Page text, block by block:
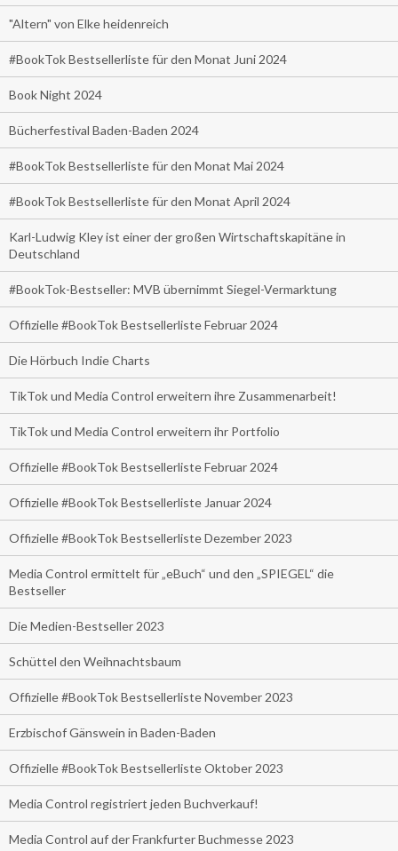
"Altern" von Elke heidenreich
#BookTok Bestsellerliste für den Monat Juni 2024
Book Night 2024
Bücherfestival Baden-Baden 2024
#BookTok Bestsellerliste für den Monat Mai 2024
#BookTok Bestsellerliste für den Monat April 2024
Karl-Ludwig Kley ist einer der großen Wirtschaftskapitäne in
Deutschland
#BookTok-Bestseller: MVB übernimmt Siegel-Vermarktung
Offizielle #BookTok Bestsellerliste Februar 2024
Die Hörbuch Indie Charts
TikTok und Media Control erweitern ihre Zusammenarbeit!
TikTok und Media Control erweitern ihr Portfolio
Offizielle #BookTok Bestsellerliste Februar 2024
Offizielle #BookTok Bestsellerliste Januar 2024
Offizielle #BookTok Bestsellerliste Dezember 2023
Media Control ermittelt für „eBuch“ und den „SPIEGEL“ die
Bestseller
Die Medien-Bestseller 2023
Schüttel den Weihnachtsbaum
Offizielle #BookTok Bestsellerliste November 2023
Erzbischof Gänswein in Baden-Baden
Offizielle #BookTok Bestsellerliste Oktober 2023
Media Control registriert jeden Buchverkauf!
Media Control auf der Frankfurter Buchmesse 2023